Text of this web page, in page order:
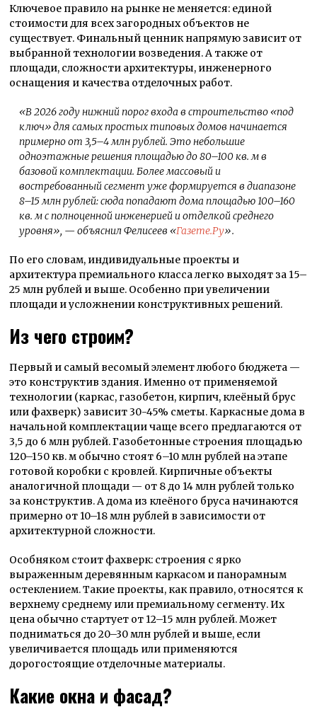
Ключевое правило на рынке не меняется: единой
стоимости для всех загородных объектов не
существует. Финальный ценник напрямую зависит от
выбранной технологии возведения. А также от
площади, сложности архитектуры, инженерного
оснащения и качества отделочных работ.
«В 2026 году нижний порог входа в строительство «под
ключ» для самых простых типовых домов начинается
примерно от 3,5–4 млн рублей. Это небольшие
одноэтажные решения площадью до 80–100 кв. м в
базовой комплектации. Более массовый и
востребованный сегмент уже формируется в диапазоне
8–15 млн рублей: сюда попадают дома площадью 100–160
кв. м с полноценной инженерией и отделкой среднего
уровня», — объяснил Фелисеев «Газете.Ру».
По его словам, индивидуальные проекты и
архитектура премиального класса легко выходят за 15–
25 млн рублей и выше. Особенно при увеличении
площади и усложнении конструктивных решений.
Из чего строим?
Первый и самый весомый элемент любого бюджета —
это конструктив здания. Именно от применяемой
технологии (каркас, газобетон, кирпич, клеёный брус
или фахверк) зависит 30-45% сметы. Каркасные дома в
начальной комплектации чаще всего предлагаются от
3,5 до 6 млн рублей. Газобетонные строения площадью
120–150 кв. м обычно стоят 6–10 млн рублей на этапе
готовой коробки с кровлей. Кирпичные объекты
аналогичной площади — от 8 до 14 млн рублей только
за конструктив. А дома из клеёного бруса начинаются
примерно от 10–18 млн рублей в зависимости от
архитектурной сложности.
Особняком стоит фахверк: строения с ярко
выраженным деревянным каркасом и панорамным
остеклением. Такие проекты, как правило, относятся к
верхнему среднему или премиальному сегменту. Их
цена обычно стартует от 12–15 млн рублей. Может
подниматься до 20–30 млн рублей и выше, если
увеличивается площадь или применяются
дорогостоящие отделочные материалы.
Какие окна и фасад?